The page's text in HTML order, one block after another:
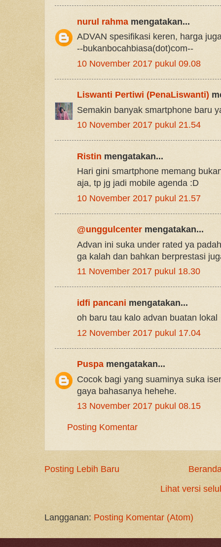
nurul rahma mengatakan...
ADVAN spesifikasi keren, harga
--bukanbocahbiasa(dot)com--
10 November 2017 pukul 09.08
Liswanti Pertiwi (PenaLiswanti)
Semakin banyak smartphone baru
10 November 2017 pukul 21.54
Ristin mengatakan...
Hari gini smartphone memang
aja, tp jg jadi mobile agenda :D
10 November 2017 pukul 21.57
@unggulcenter mengatakan...
Advan ini suka under rated ya
ga kalah dan bahkan berprestasi
11 November 2017 pukul 18.30
idfi pancani mengatakan...
oh baru tau kalo advan buatan lokal
12 November 2017 pukul 17.04
Puspamengatakan...
Cocok bagi yang suaminya suka
gaya bahasanya hehehe.
13 November 2017 pukul 08.15
Posting Komentar
Posting Lebih Baru
Lihat versi
Langganan: Posting Komentar (Atom)